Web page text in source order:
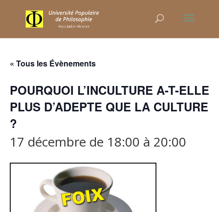
« Tous les Évènements
POURQUOI L’INCULTURE A-T-ELLE
PLUS D’ADEPTE QUE LA CULTURE
?
17 décembre de 18:00 à 20:00